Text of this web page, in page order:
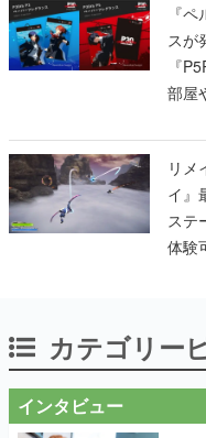
『
スが
『
部屋
プ
リメ
イ』
ステ
体験
カテゴリー
インタビュー